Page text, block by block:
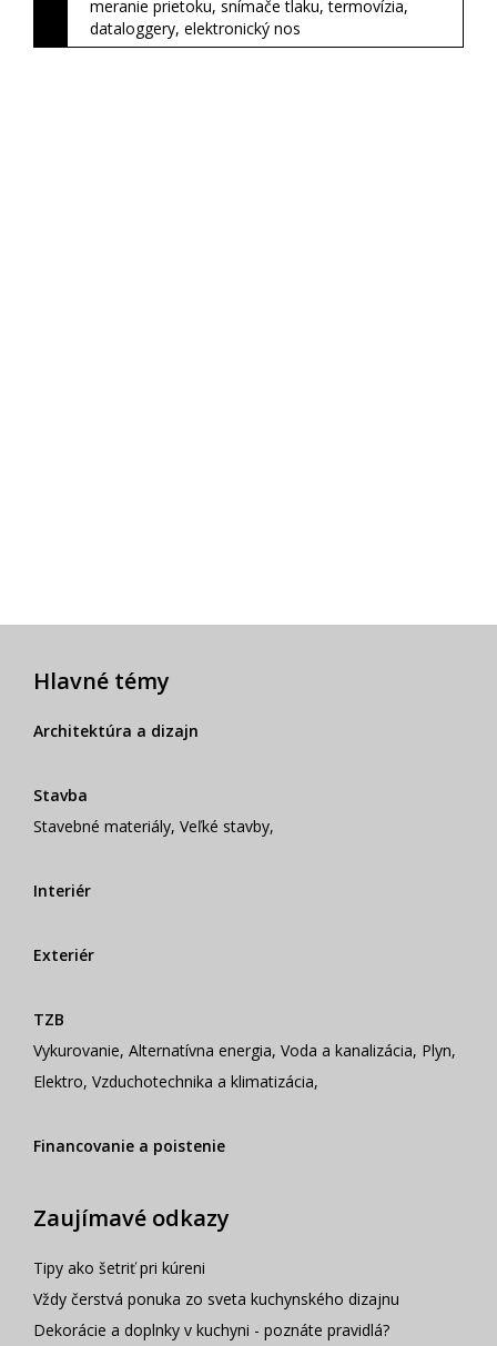
meranie prietoku, snímače tlaku, termovízia,
dataloggery, elektronický nos
Hlavné témy
Architektúra a dizajn
Stavba
Stavebné materiály, Veľké stavby,
Interiér
Exteriér
TZB
Vykurovanie, Alternatívna energia, Voda a kanalizácia, Plyn,
Elektro, Vzduchotechnika a klimatizácia,
Financovanie a poistenie
Zaujímavé odkazy
Tipy ako šetriť pri kúreni
Vždy čerstvá ponuka zo sveta kuchynského dizajnu
Dekorácie a doplnky v kuchyni - poznáte pravidlá?